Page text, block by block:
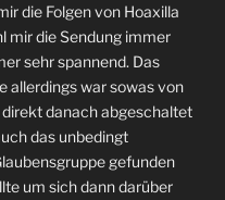
die Folgen von Hoaxilla
mir die Sendung immer
sehr spannend. Das
allerdings war sowas von
danach abgeschaltet
das unbedingt
gefunden
um sich dann darüber